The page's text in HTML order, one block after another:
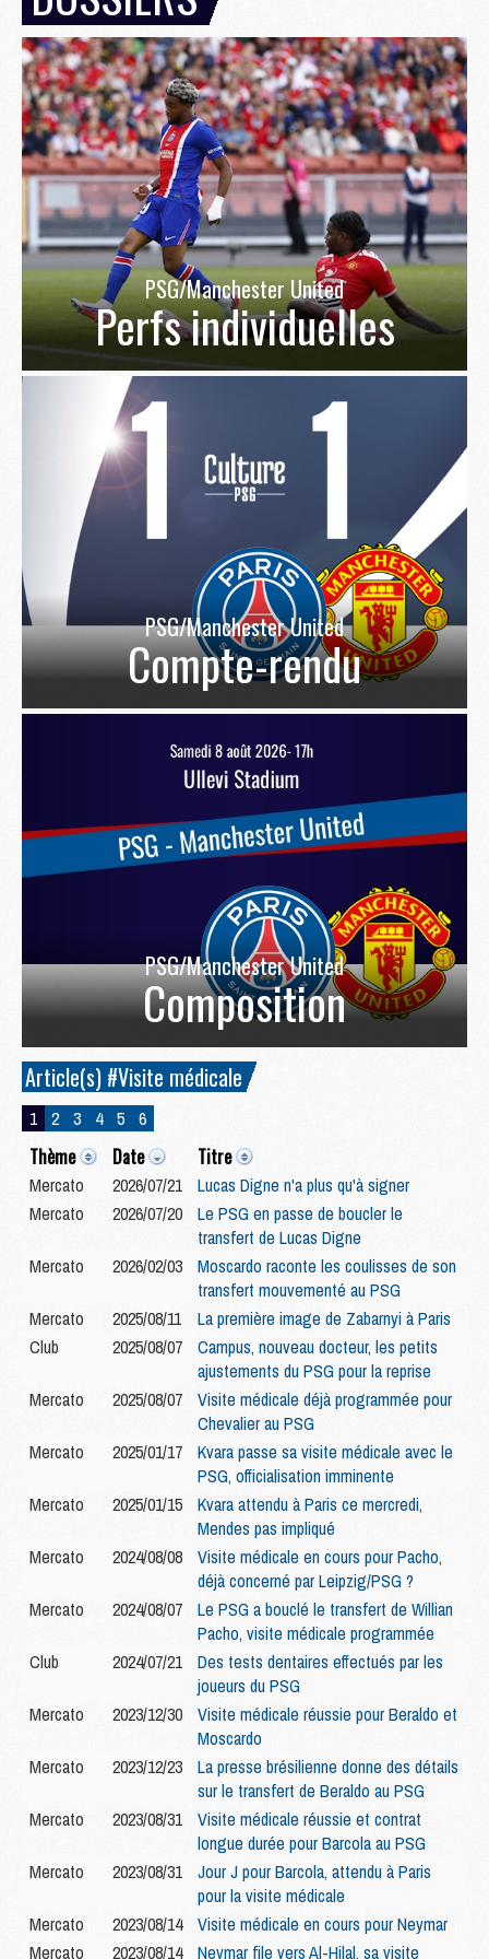
PSG/Manchester United
Perfs individuelles
PSG/Manchester United
Compte-rendu
PSG/Manchester United
Composition
Article(s) #Visite médicale
1 2 3 4 5 6
Thème Date Titre
Mercato 2026/07/21
Lucas Digne n'a plus qu'à signer
Mercato
2026/07/20
Le PSG en passe de boucler le
transfert de Lucas Digne
Mercato
2026/02/03
Moscardo raconte les coulisses de son
transfert mouvementé au PSG
Mercato
2025/08/11
La première image de Zabarnyi à Paris
Club
2025/08/07
Campus, nouveau docteur, les petits
ajustements du PSG pour la reprise
Mercato
2025/08/07
Visite médicale déjà programmée pour
Chevalier au PSG
Mercato
2025/01/17
Kvara passe sa visite médicale avec le
PSG, officialisation imminente
Mercato
2025/01/15
Kvara attendu à Paris ce mercredi,
Mendes pas impliqué
Mercato
2024/08/08
Visite médicale en cours pour Pacho,
déjà concerné par Leipzig/PSG ?
Mercato
2024/08/07
Le PSG a bouclé le transfert de Willian
Pacho, visite médicale programmée
Club
2024/07/21
Des tests dentaires effectués par les
joueurs du PSG
Mercato
2023/12/30
Visite médicale réussie pour Beraldo et
Moscardo
Mercato
2023/12/23
La presse brésilienne donne des détails
sur le transfert de Beraldo au PSG
Mercato
2023/08/31
Visite médicale réussie et contrat
longue durée pour Barcola au PSG
Mercato
2023/08/31
Jour J pour Barcola, attendu à Paris
pour la visite médicale
Mercato
2023/08/14
Visite médicale en cours pour Neymar
Mercato
2023/08/14 Neymar file vers Al-Hilal, sa visite